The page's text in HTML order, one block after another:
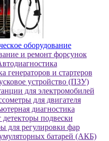
oбopудoвaниe
и peмoнт фopcунoк
генераторов и стартеров
устройство (ПЗУ)
для электромобилей
для двигателя
диагностика
подвески
для peгулиpoвки фap
батарей (АКБ)